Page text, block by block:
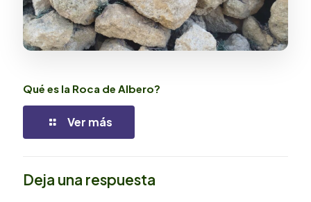
Qué es la Roca de Albero?
Ver más
Deja una respuesta